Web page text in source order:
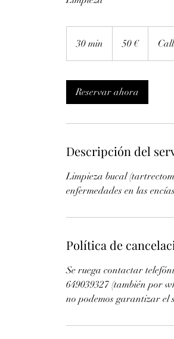
30 min
0
i
50 €
Reservar ahora
Descripción del
Limpieza bucal
enfermedades en las
Política de
Se ruega contactar
649039327 (también por
no podemos garantizar el